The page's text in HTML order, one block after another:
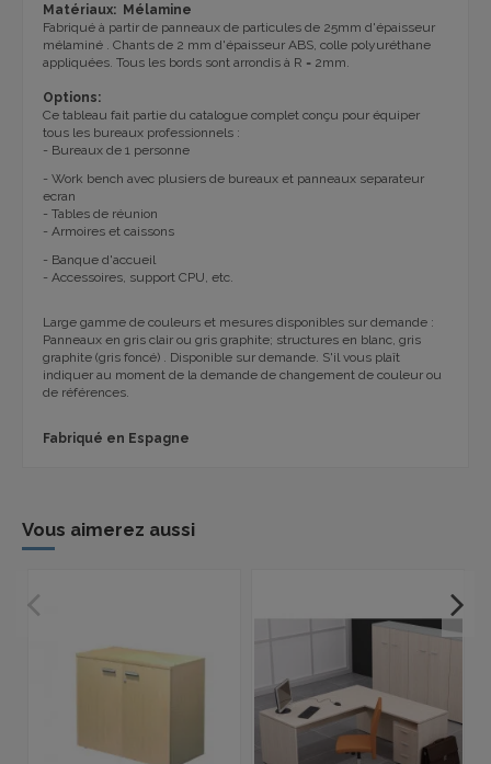
Matériaux: Mélamine
Fabriqué à partir de panneaux de particules de 25mm d'épaisseur
mélaminé . Chants de 2 mm d'épaisseur ABS, colle polyuréthane
appliquées. Tous les bords sont arrondis à R = 2mm.
Options:
Ce tableau fait partie du catalogue complet conçu pour équiper
tous les bureaux professionnels :
- Bureaux de 1 personne
- Work bench avec plusiers de bureaux et panneaux separateur
ecran
- Tables de réunion
- Armoires et caissons
- Banque d'accueil
- Accessoires, support CPU, etc.
Large gamme de couleurs et mesures disponibles sur demande :
Panneaux en gris clair ou gris graphite; structures en blanc, gris
graphite (gris foncé) . Disponible sur demande. S'il vous plaît
indiquer au moment de la demande de changement de couleur ou
de références.
Fabriqué en Espagne
Vous aimerez aussi